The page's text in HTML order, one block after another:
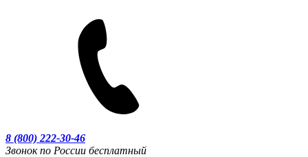
8 (800) 222-30-46
Звонок по России бесплатный